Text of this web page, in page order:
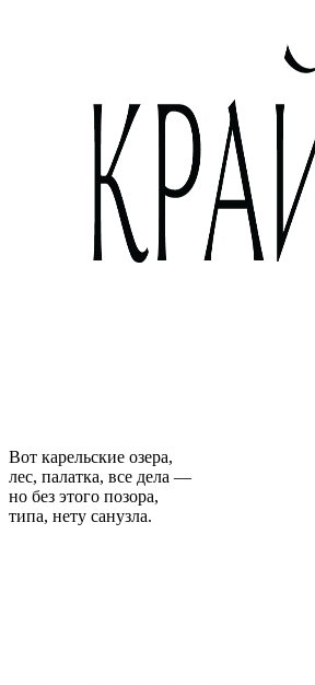
Вот карельские озера,
лес, палатка, все дела —
но без этого позора,
типа, нету санузла.